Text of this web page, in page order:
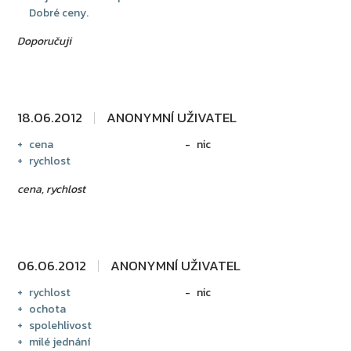
Dobré ceny.
Doporučuji
18.06.2012 ANONYMNÍ UŽIVATEL
cena
rychlost
nic
cena, rychlost
06.06.2012 ANONYMNÍ UŽIVATEL
rychlost
ochota
spolehlivost
milé jednání
nic